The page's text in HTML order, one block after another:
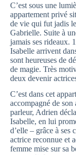
C’est sous une
appartement privé
de vie qui fut jadis
Gabrielle. Suite à
jamais ses rideaux.
Isabelle arrivent
sont heureuses de
de magie. Très
deux devenir
C’est dans cet
accompagné de
parleur, Adrien
Isabelle, en lui
d’elle – grâce à ses
actrice reconnue et
femme mise sur sa